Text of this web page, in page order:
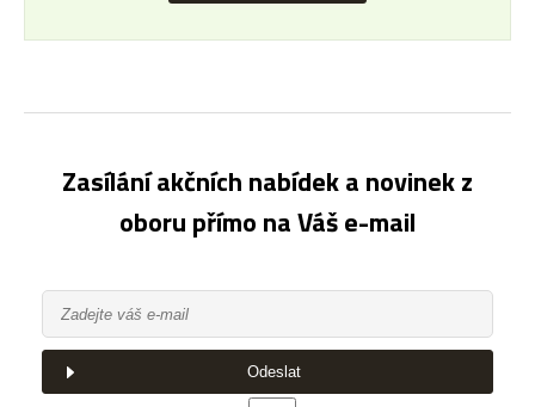
Zasílání akčních nabídek a novinek z
oboru přímo na Váš e-mail
Odeslat